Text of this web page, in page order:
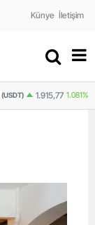
Künye İletişim
1.915,77 1.081%